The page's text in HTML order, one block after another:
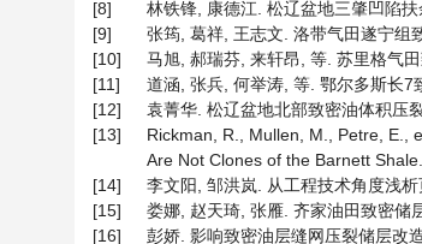
[8]
林铁锋, 康德江. 松辽盆地三肇凹陷
[9]
张筠, 葛祥, 王志文. 洛带气田遂宁组
[10]
马旭, 郝瑞芬, 来轩昂, 等. 苏里格气
[11]
道涵, 张兵, 何举涛, 等. 鄂尔多斯长
[12]
袁菁华. 松辽盆地北部致密油体积压
[13]
Rickman, R., Mullen, M., Petre, E.,
Are Not Clones of the Barnett
[14]
李文阳, 邹洪岚. 从工程技术角度浅
[15]
娄娜, 赵天琦, 张雁. 齐家油田致密储
[16]
彭娇. 影响致密油层缝网压裂储层改